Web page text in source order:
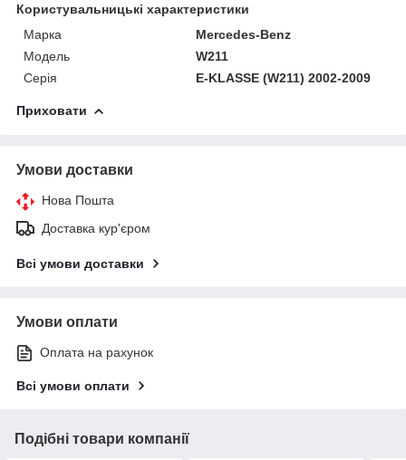
Користувальницькі характеристики
Марка
Mercedes-Benz
Модель
W211
Серія
E-KLASSE (W211) 2002-2009
Приховати
Умови доставки
Нова Пошта
Доставка кур'єром
Всі умови доставки
Умови оплати
Оплата на рахунок
Всі умови оплати
Подібні товари компанії